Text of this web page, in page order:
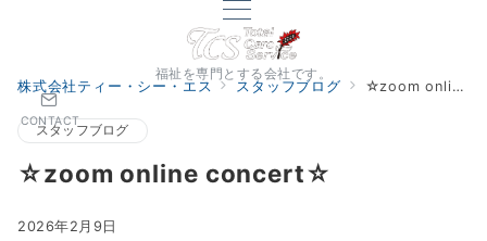
福祉を専門とする会社です。
CONTACT
株式会社ティー・シー・エス スタッフブログ ☆zoom online concert☆
スタッフブログ
☆zoom online concert☆
2026年2月9日